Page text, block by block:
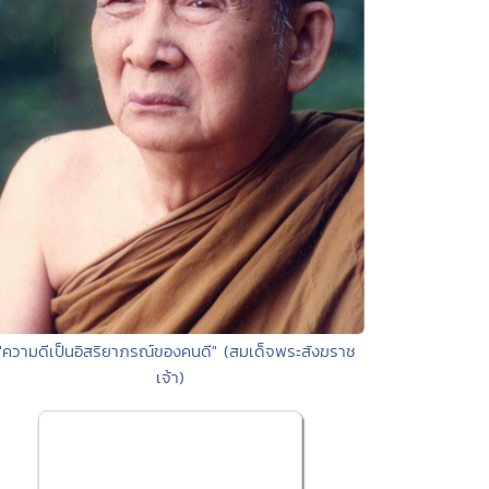
ความดีเป็นอิสริยาภรณ์ของคนดี" (สมเด็จพระสังฆราช
เจ้า)